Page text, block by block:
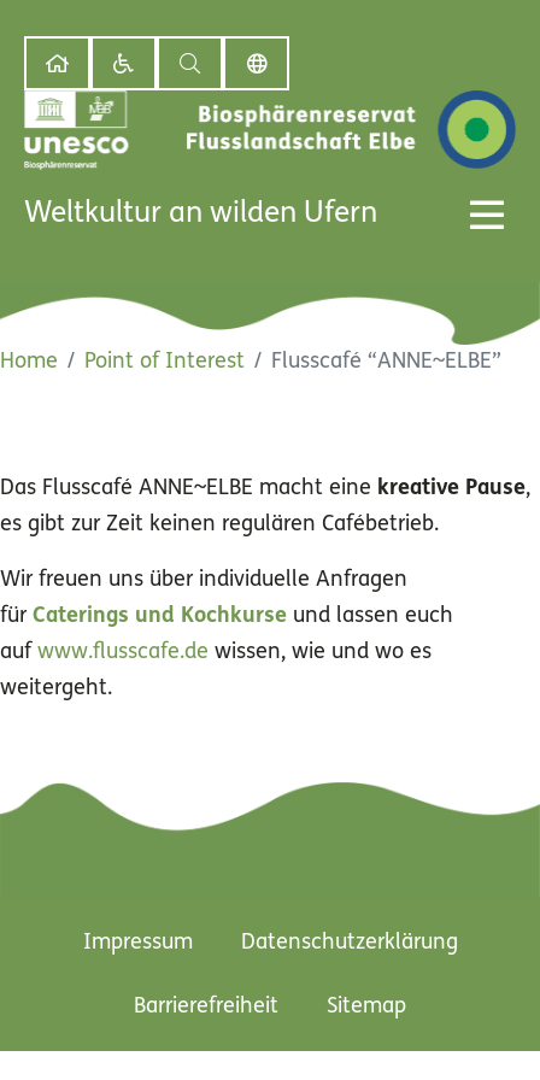
Weltkultur an wilden Ufern
Home Point of Interest Flusscafé “ANNE~ELBE”
Das Flusscafé ANNE~ELBE macht eine kreative Pause,
es gibt zur Zeit keinen regulären Cafébetrieb.
Wir freuen uns über individuelle Anfragen
für Caterings und Kochkurse und lassen euch
auf www.flusscafe.de wissen, wie und wo es
weitergeht.
Impressum Datenschutzerklärung
Barrierefreiheit Sitemap